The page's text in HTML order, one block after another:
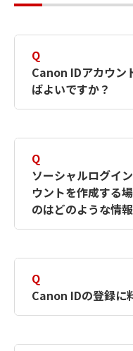
Q
Canon IDアカウン
ばよいですか？
す。詳しい作成
何ですか？
ださい。
Q
ソーシャルログイ
ウントを作成する
のはどのような情
択したサービ
簡単に作成でき
Canon IDの登
Q
Canon IDの登録に